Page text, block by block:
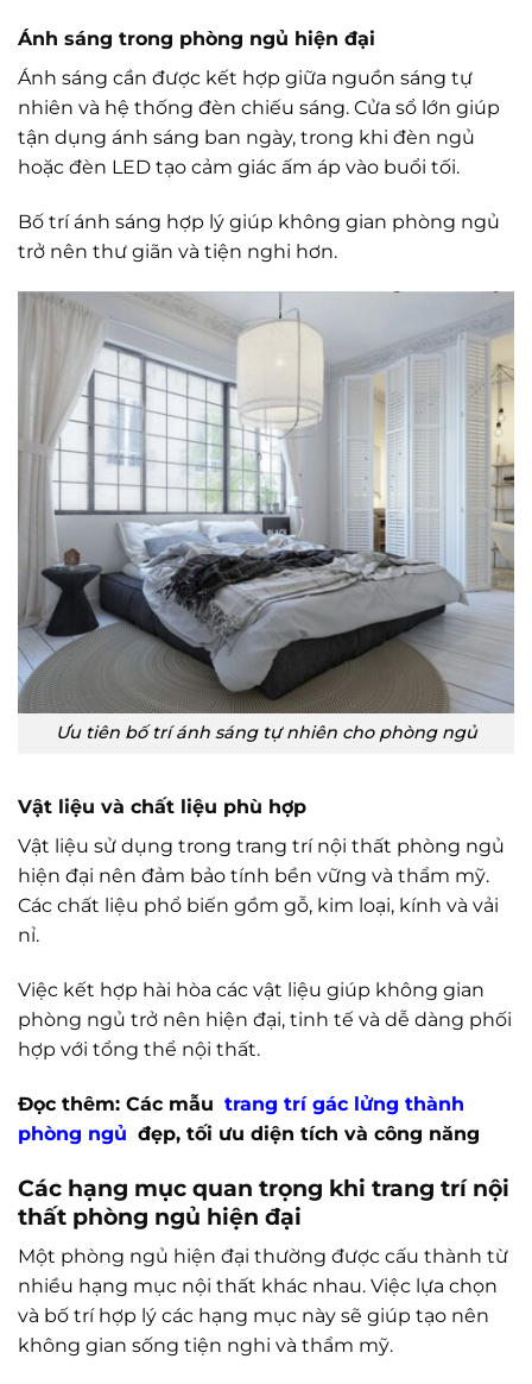
Ánh sáng trong phòng ngủ hiện đại
Ánh sáng cần được kết hợp giữa nguồn sáng tự
nhiên và hệ thống đèn chiếu sáng. Cửa sổ lớn giúp
tận dụng ánh sáng ban ngày, trong khi đèn ngủ
hoặc đèn LED tạo cảm giác ấm áp vào buổi tối.
Bố trí ánh sáng hợp lý giúp không gian phòng ngủ
trở nên thư giãn và tiện nghi hơn.
Ưu tiên bố trí ánh sáng tự nhiên cho phòng ngủ
Vật liệu và chất liệu phù hợp
Vật liệu sử dụng trong trang trí nội thất phòng ngủ
hiện đại nên đảm bảo tính bền vững và thẩm mỹ.
Các chất liệu phổ biến gồm gỗ, kim loại, kính và vải
nỉ.
Việc kết hợp hài hòa các vật liệu giúp không gian
phòng ngủ trở nên hiện đại, tinh tế và dễ dàng phối
hợp với tổng thể nội thất.
Đọc thêm: Các mẫu trang trí gác lửng thành
phòng ngủ đẹp, tối ưu diện tích và công năng
Các hạng mục quan trọng khi trang trí nội
thất phòng ngủ hiện đại
Một phòng ngủ hiện đại thường được cấu thành từ
nhiều hạng mục nội thất khác nhau. Việc lựa chọn
và bố trí hợp lý các hạng mục này sẽ giúp tạo nên
không gian sống tiện nghi và thẩm mỹ.